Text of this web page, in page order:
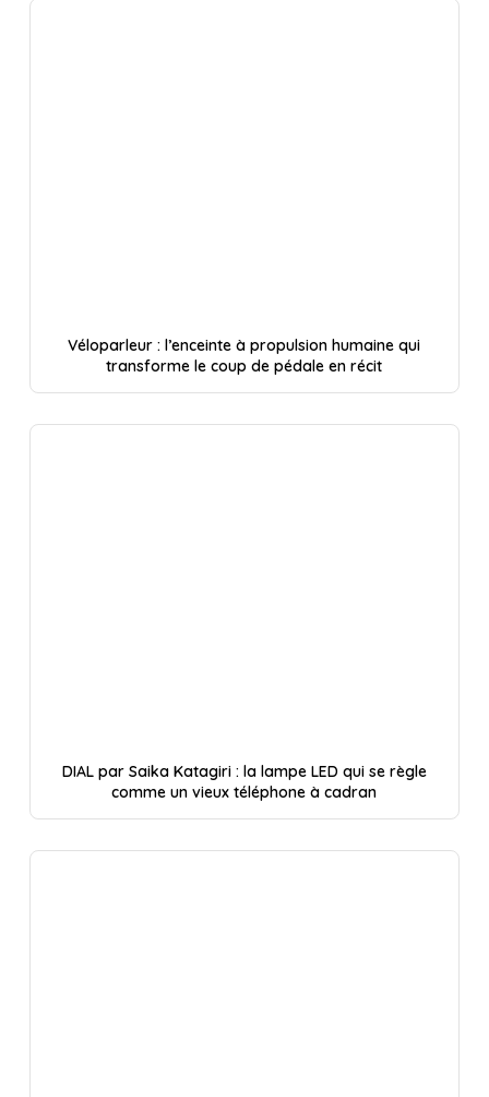
Véloparleur : l’enceinte à propulsion humaine qui
transforme le coup de pédale en récit
DIAL par Saika Katagiri : la lampe LED qui se règle
comme un vieux téléphone à cadran